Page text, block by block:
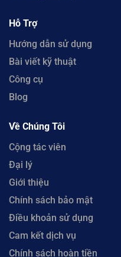
Hỗ Trợ
Hướng dẫn sử dụng
Bài viết kỹ thuật
Công cụ
Blog
Về Chúng Tôi
Cộng tác viên
Đại lý
Giới thiệu
Chính sách bảo mật
Điều khoản sử dụng
Cam kết dịch vụ
Chính sách hoàn tiền